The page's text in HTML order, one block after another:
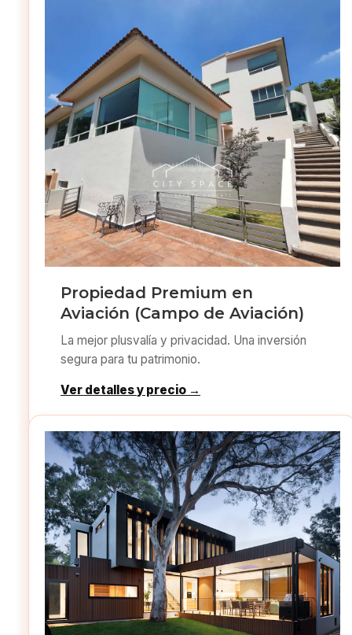
Propiedad Premium en
Aviación (Campo de Aviación)
La mejor plusvalía y privacidad. Una inversión
segura para tu patrimonio.
Ver detalles y precio →